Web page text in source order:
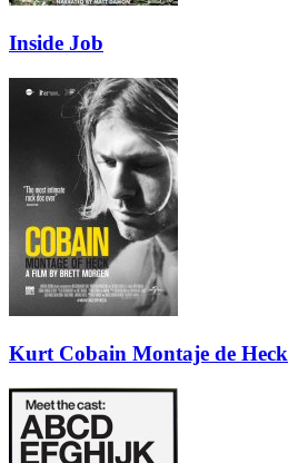
Inside Job
Kurt Cobain Montaje de Heck